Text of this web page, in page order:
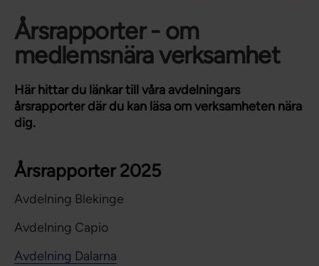
Årsrapporter - om
medlemsnära verksamhet
Här hittar du länkar till våra avdelningars
årsrapporter där du kan läsa om verksamheten nära
dig.
Årsrapporter 2025
Avdelning Blekinge
Avdelning Capio
Avdelning Dalarna